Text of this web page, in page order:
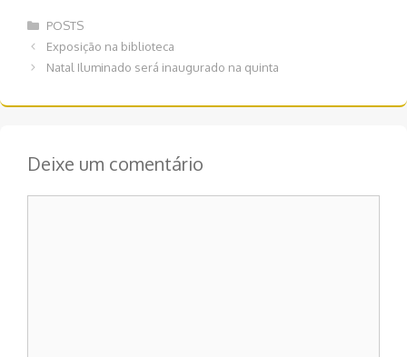
Categorias
POSTS
Navegação
Exposição na biblioteca
Natal Iluminado será inaugurado na quinta
Deixe um comentário